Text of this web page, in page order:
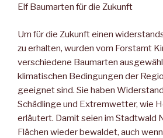
Elf Baumarten für die Zukunft
Um für die Zukunft einen
zu erhalten, wurden vom Forstamt
verschiedene Baumarten
klimatischen Bedingungen der
geeignet sind. Sie haben
Schädlinge und Extremwetter, wie
erläutert. Damit seien im Stadtwald
Flächen wieder bewaldet, auch